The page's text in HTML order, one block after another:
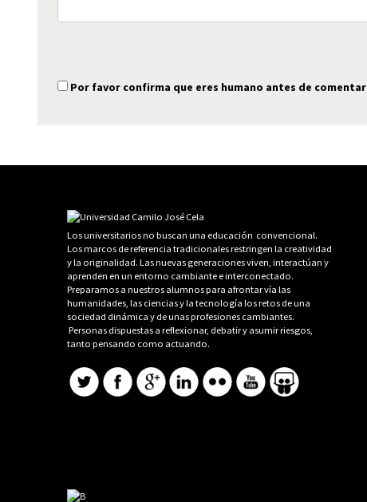
Por favor confirma que eres humano antes de comentar
Los universitarios no buscan una educación convencional.
Los marcos de referencia tradicionales restringen la creatividad
y la originalidad. Las nuevas generaciones viven, interactúan y
aprenden en un entorno cambiante e interconectado.
Preparamos a nuestros alumnos para afrontar vía las
humanidades, las ciencias y la tecnología los retos de una
sociedad dinámica y de unas profesiones cambiantes.
Personas dispuestas a reflexionar, debatir y asumir riesgos,
tanto pensando como actuando.